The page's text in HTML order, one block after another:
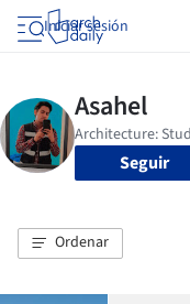
Iniciar sesión
Seguir
Ordenar